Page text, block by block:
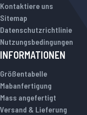
Kontaktiere uns
Sitemap
Datenschutzrichtlinie
Nutzungsbedingungen
INFORMATIONEN
Größentabelle
Mabanfertigung
Mass angefertigt
Versand & Lieferung